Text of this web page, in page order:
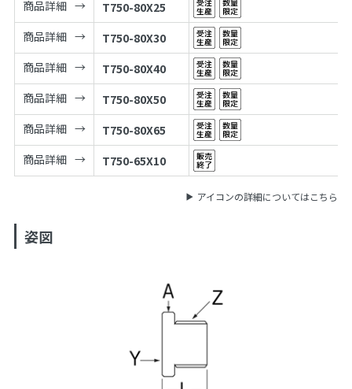
商品詳細
T750-80X25
商品詳細
T750-80X30
商品詳細
T750-80X40
商品詳細
T750-80X50
商品詳細
T750-80X65
商品詳細
T750-65X10
アイコンの詳細についてはこちら
姿図